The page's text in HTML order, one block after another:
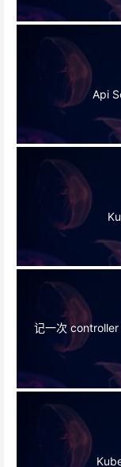
Api
记一次